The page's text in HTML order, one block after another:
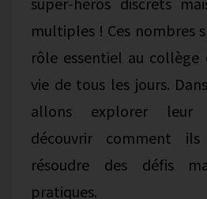
multiples ! Ces nombres
rôle essentiel au
vie de tous les jours.
allons explorer leur
découvrir comment
résoudre des défis
pratiques.